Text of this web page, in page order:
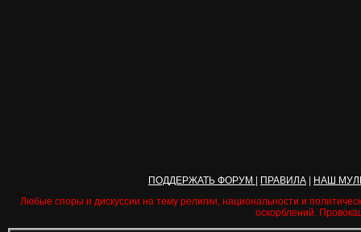
ПОДДЕРЖАТЬ ФОРУМ ПРАВИЛА
НАШ
Любые споры и дискуссии на тему религии, национальности и
оскорблений.